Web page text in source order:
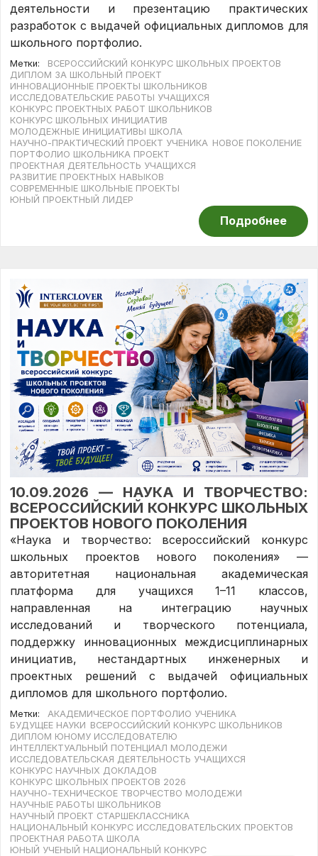
деятельности и презентацию практических
разработок с выдачей официальных дипломов для
школьного портфолио.
Метки:
ВСЕРОССИЙСКИЙ КОНКУРС ШКОЛЬНЫХ ПРОЕКТОВ
ДИПЛОМ ЗА ШКОЛЬНЫЙ ПРОЕКТ
ИННОВАЦИОННЫЕ ПРОЕКТЫ ШКОЛЬНИКОВ
ИССЛЕДОВАТЕЛЬСКИЕ РАБОТЫ УЧАЩИХСЯ
КОНКУРС ПРОЕКТНЫХ РАБОТ ШКОЛЬНИКОВ
КОНКУРС ШКОЛЬНЫХ ИНИЦИАТИВ
МОЛОДЕЖНЫЕ ИНИЦИАТИВЫ ШКОЛА
НАУЧНО-ПРАКТИЧЕСКИЙ ПРОЕКТ УЧЕНИКА НОВОЕ ПОКОЛЕНИЕ
ПОРТФОЛИО ШКОЛЬНИКА ПРОЕКТ
ПРОЕКТНАЯ ДЕЯТЕЛЬНОСТЬ УЧАЩИХСЯ
РАЗВИТИЕ ПРОЕКТНЫХ НАВЫКОВ
СОВРЕМЕННЫЕ ШКОЛЬНЫЕ ПРОЕКТЫ
ЮНЫЙ ПРОЕКТНЫЙ ЛИДЕР
Подробнее
10.09.2026 — НАУКА И ТВОРЧЕСТВО:
ВСЕРОССИЙСКИЙ КОНКУРС ШКОЛЬНЫХ
ПРОЕКТОВ НОВОГО ПОКОЛЕНИЯ
«Наука и творчество: всероссийский конкурс
школьных проектов нового поколения» —
авторитетная национальная академическая
платформа для учащихся 1–11 классов,
направленная на интеграцию научных
исследований и творческого потенциала,
поддержку инновационных междисциплинарных
инициатив, нестандартных инженерных и
проектных решений с выдачей официальных
дипломов для школьного портфолио.
Метки:
АКАДЕМИЧЕСКОЕ ПОРТФОЛИО УЧЕНИКА
БУДУЩЕЕ НАУКИ ВСЕРОССИЙСКИЙ КОНКУРС ШКОЛЬНИКОВ
ДИПЛОМ ЮНОМУ ИССЛЕДОВАТЕЛЮ
ИНТЕЛЛЕКТУАЛЬНЫЙ ПОТЕНЦИАЛ МОЛОДЕЖИ
ИССЛЕДОВАТЕЛЬСКАЯ ДЕЯТЕЛЬНОСТЬ УЧАЩИХСЯ
КОНКУРС НАУЧНЫХ ДОКЛАДОВ
КОНКУРС ШКОЛЬНЫХ ПРОЕКТОВ 2026
НАУЧНО-ТЕХНИЧЕСКОЕ ТВОРЧЕСТВО МОЛОДЕЖИ
НАУЧНЫЕ РАБОТЫ ШКОЛЬНИКОВ
НАУЧНЫЙ ПРОЕКТ СТАРШЕКЛАССНИКА
НАЦИОНАЛЬНЫЙ КОНКУРС ИССЛЕДОВАТЕЛЬСКИХ ПРОЕКТОВ
ПРОЕКТНАЯ РАБОТА ШКОЛА
ЮНЫЙ УЧЕНЫЙ НАЦИОНАЛЬНЫЙ КОНКУРС